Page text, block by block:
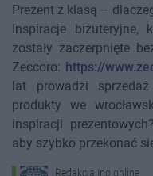
Prezent z klasą –
Inspiracje biżuteryjne,
zostały zaczerpnięte
Zeccoro: https://
lat prowadzi
produkty we
inspiracji
aby szybko przekonać
Redakcja Ino.online